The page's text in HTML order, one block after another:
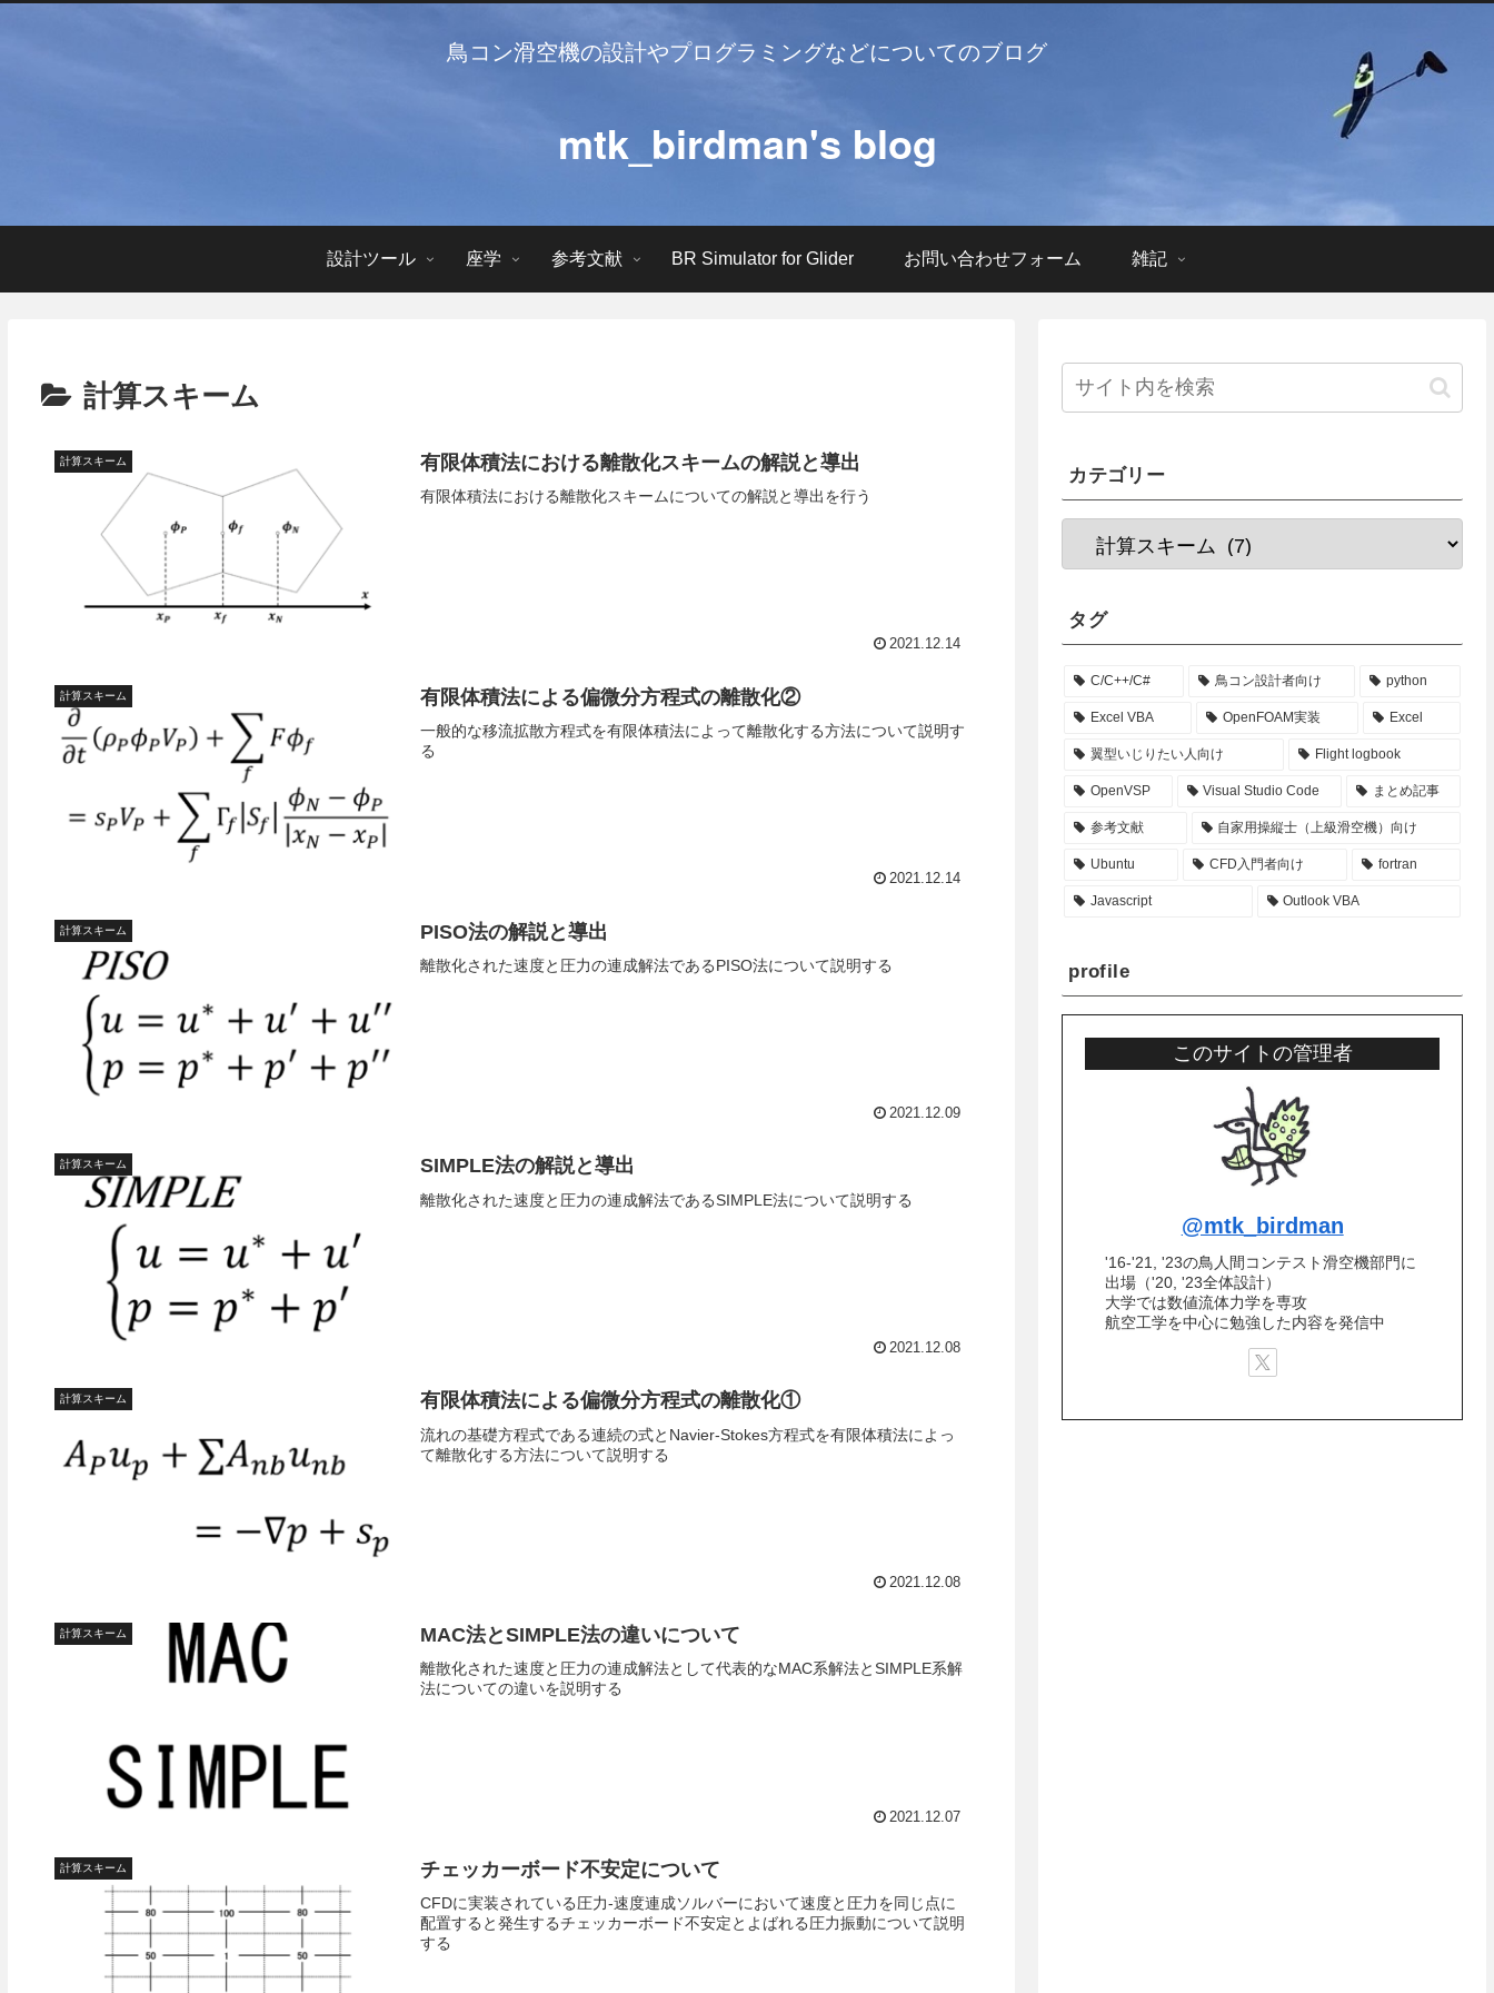
鳥コン滑空機の設計やプログラミングなどについてのブログ
mtk_birdman's blog
設計ツール 座学 参考文献 BR Simulator for Glider お問い合わせフォーム 雑記
計算スキーム
計算スキーム 有限体積法における離散化スキームの解説と導出
有限体積法における離散化スキームについての解説と導出を行う
2021.12.14
計算スキーム 有限体積法による偏微分方程式の離散化②
一般的な移流拡散方程式を有限体積法によって離散化する方法について説明す
る
2021.12.14
計算スキーム PISO法の解説と導出
離散化された速度と圧力の連成解法であるPISO法について説明する
2021.12.09
計算スキーム SIMPLE法の解説と導出
離散化された速度と圧力の連成解法であるSIMPLE法について説明する
2021.12.08
計算スキーム 有限体積法による偏微分方程式の離散化①
流れの基礎方程式である連続の式とNavier-Stokes方程式を有限体積法によっ
て離散化する方法について説明する
2021.12.08
計算スキーム MAC法とSIMPLE法の違いについて
離散化された速度と圧力の連成解法として代表的なMAC系解法とSIMPLE系解
法についての違いを説明する
2021.12.07
計算スキーム チェッカーボード不安定について
CFDに実装されている圧力-速度連成ソルバーにおいて速度と圧力を同じ点に
配置すると発生するチェッカーボード不安定とよばれる圧力振動について説明
する
カテゴリー
タグ
C/C++/C# 鳥コン設計者向け python
Excel VBA OpenFOAM実装 Excel
翼型いじりたい人向け Flight logbook
OpenVSP Visual Studio Code まとめ記事
参考文献 自家用操縦士（上級滑空機）向け
Ubuntu CFD入門者向け fortran
Javascript Outlook VBA
profile
このサイトの管理者
@mtk_birdman
'16-'21, '23の鳥人間コンテスト滑空機部門に
出場（'20, '23全体設計）
大学では数値流体力学を専攻
航空工学を中心に勉強した内容を発信中